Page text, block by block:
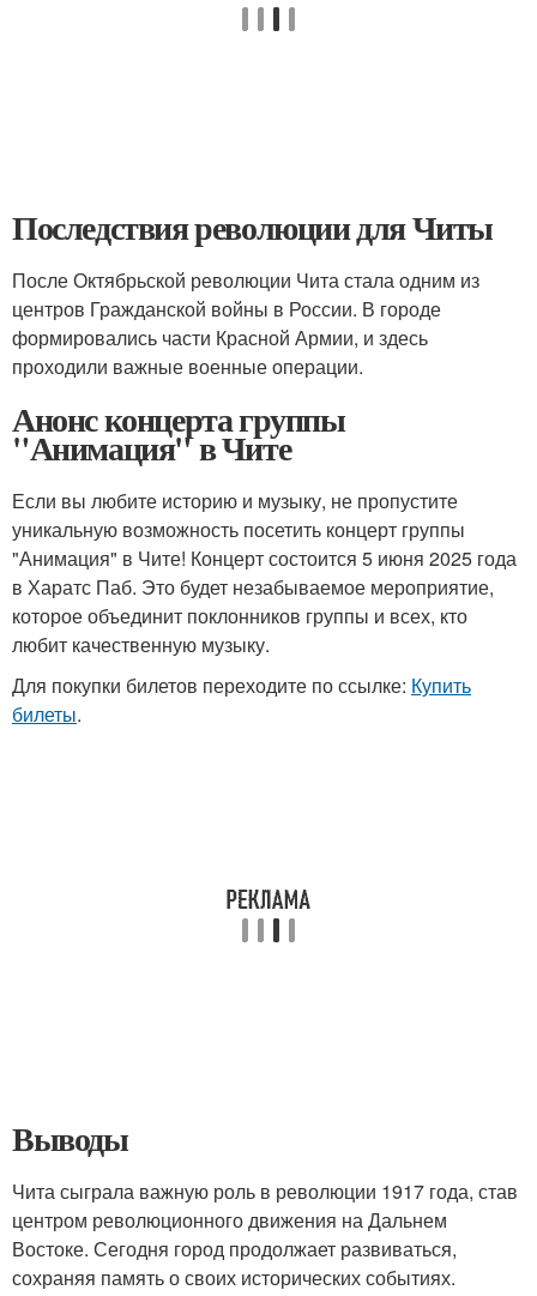
Последствия революции для Читы
После Октябрьской революции Чита стала одним из
центров Гражданской войны в России. В городе
формировались части Красной Армии, и здесь
проходили важные военные операции.
Анонс концерта группы
"Анимация" в Чите
Если вы любите историю и музыку, не пропустите
уникальную возможность посетить концерт группы
"Анимация" в Чите! Концерт состоится 5 июня 2025 года
в Харатс Паб. Это будет незабываемое мероприятие,
которое объединит поклонников группы и всех, кто
любит качественную музыку.
Для покупки билетов переходите по ссылке: Купить
билеты.
Выводы
Чита сыграла важную роль в революции 1917 года, став
центром революционного движения на Дальнем
Востоке. Сегодня город продолжает развиваться,
сохраняя память о своих исторических событиях.